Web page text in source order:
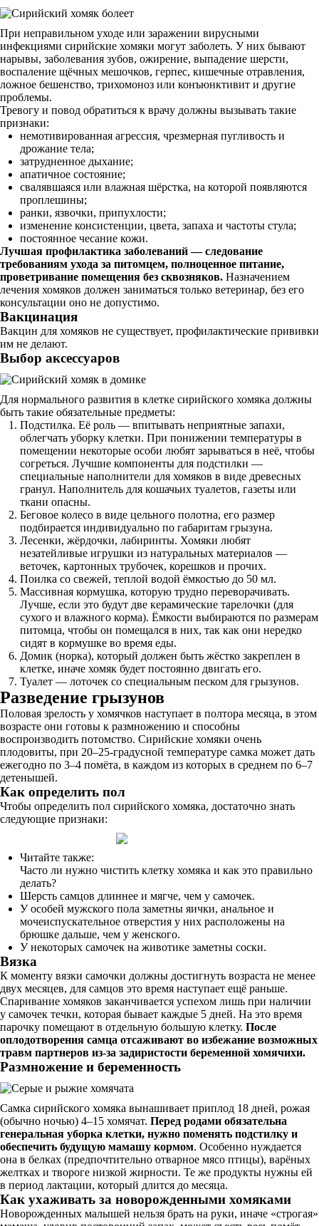
При неправильном уходе или заражении вирусными
инфекциями сирийские хомяки могут заболеть. У них бывают
нарывы, заболевания зубов, ожирение, выпадение шерсти,
воспаление щёчных мешочков, герпес, кишечные отравления,
ложное бешенство, трихомоноз или конъюнктивит и другие
проблемы.
Тревогу и повод обратиться к врачу должны вызывать такие
признаки:
немотивированная агрессия, чрезмерная пугливость и
дрожание тела;
затрудненное дыхание;
апатичное состояние;
свалявшаяся или влажная шёрстка, на которой появляются
проплешины;
ранки, язвочки, припухлости;
изменение консистенции, цвета, запаха и частоты стула;
постоянное чесание кожи.
Лучшая профилактика заболеваний — следование
требованиям ухода за питомцем, полноценное питание,
проветривание помещения без сквозняков. Назначением
лечения хомяков должен заниматься только ветеринар, без его
консультации оно не допустимо.
Вакцинация
Вакцин для хомяков не существует, профилактические прививки
им не делают.
Выбор аксессуаров
Для нормального развития в клетке сирийского хомяка должны
быть такие обязательные предметы:
Подстилка. Её роль — впитывать неприятные запахи,
облегчать уборку клетки. При понижении температуры в
помещении некоторые особи любят зарываться в неё, чтобы
согреться. Лучшие компоненты для подстилки —
специальные наполнители для хомяков в виде древесных
гранул. Наполнитель для кошачьих туалетов, газеты или
ткани опасны.
Беговое колесо в виде цельного полотна, его размер
подбирается индивидуально по габаритам грызуна.
Лесенки, жёрдочки, лабиринты. Хомяки любят
незатейливые игрушки из натуральных материалов —
веточек, картонных трубочек, корешков и прочих.
Поилка со свежей, теплой водой ёмкостью до 50 мл.
Массивная кормушка, которую трудно переворачивать.
Лучше, если это будут две керамические тарелочки (для
сухого и влажного корма). Ёмкости выбираются по размерам
питомца, чтобы он помещался в них, так как они нередко
сидят в кормушке во время еды.
Домик (норка), который должен быть жёстко закреплен в
клетке, иначе хомяк будет постоянно двигать его.
Туалет — лоточек со специальным песком для грызунов.
Разведение грызунов
Половая зрелость у хомячков наступает в полтора месяца, в этом
возрасте они готовы к размножению и способны
воспроизводить потомство. Сирийские хомяки очень
плодовиты, при 20–25-градусной температуре самка может дать
ежегодно по 3–4 помёта, в каждом из которых в среднем по 6–7
детенышей.
Как определить пол
Чтобы определить пол сирийского хомяка, достаточно знать
следующие признаки:
Читайте также:
Часто ли нужно чистить клетку хомяка и как это правильно
делать?
Шерсть самцов длиннее и мягче, чем у самочек.
У особей мужского пола заметны яички, анальное и
мочеиспускательное отверстия у них расположены на
брюшке дальше, чем у женского.
У некоторых самочек на животике заметны соски.
Вязка
К моменту вязки самочки должны достигнуть возраста не менее
двух месяцев, для самцов это время наступает ещё раньше.
Спаривание хомяков заканчивается успехом лишь при наличии
у самочек течки, которая бывает каждые 5 дней. На это время
парочку помещают в отдельную большую клетку. После
оплодотворения самца отсаживают во избежание возможных
травм партнеров из-за задиристости беременной хомячихи.
Размножение и беременность
Самка сирийского хомяка вынашивает приплод 18 дней, рожая
(обычно ночью) 4–15 хомячат. Перед родами обязательна
генеральная уборка клетки, нужно поменять подстилку и
обеспечить будущую мамашу кормом. Особенно нуждается
она в белках (предпочтительно отварное мясо птицы), варёных
желтках и твороге низкой жирности. Те же продукты нужны ей
в период лактации, который длится до месяца.
Как ухаживать за новорожденными хомяками
Новорожденных малышей нельзя брать на руки, иначе «строгая»